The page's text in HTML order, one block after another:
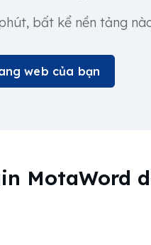
bất kể nền tảng
web của bạn
MotaWord